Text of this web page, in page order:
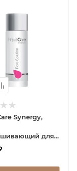
Synergy,
для
кожи, Pore